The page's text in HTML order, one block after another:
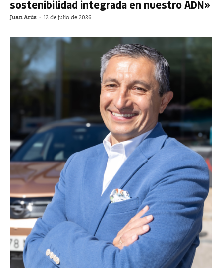
sostenibilidad integrada en nuestro ADN»
Juan Arús - 12 de julio de 2026